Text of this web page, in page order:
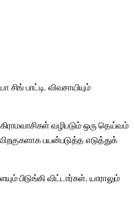
பாட்டி. விவசாயியும்
வழிபடும் ஒரு தெய்வம்
பயன்படுத்த எடுத்துக்
பிடுங்கி விட்டார்கள். யாராலும்